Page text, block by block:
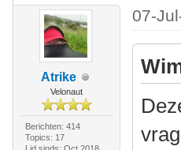
Atrike
Velonaut
Berichten: 414
Topics: 17
07-